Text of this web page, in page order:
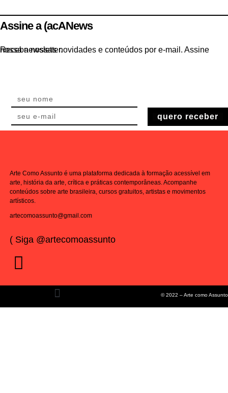
Assine a (acANews
Receba nossas novidades e conteúdos por e-mail. Assine nossa newsletter.
quero receber
Arte Como Assunto é uma plataforma dedicada à formação acessível em
arte, história da arte, crítica e práticas contemporâneas. Acompanhe
conteúdos sobre arte brasileira, cursos gratuitos, artistas e movimentos
artísticos.
artecomoassunto@gmail.com
( Siga @artecomoassunto
© 2022 – Arte como Assunto